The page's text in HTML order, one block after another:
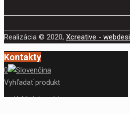
Realizácia © 2020, Xcreative -
Kontakty
0
Vyhľadať produkt